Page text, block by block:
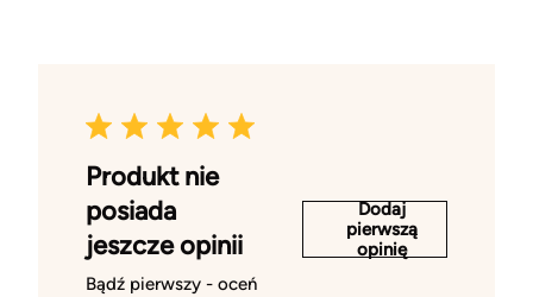
Produkt nie
posiada
jeszcze opinii
Bądź pierwszy - oceń
Dodaj
pierwszą
opinię